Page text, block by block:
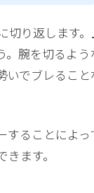
切り返します。
。腕を切るよう
いでブレること
することによっ
ます。